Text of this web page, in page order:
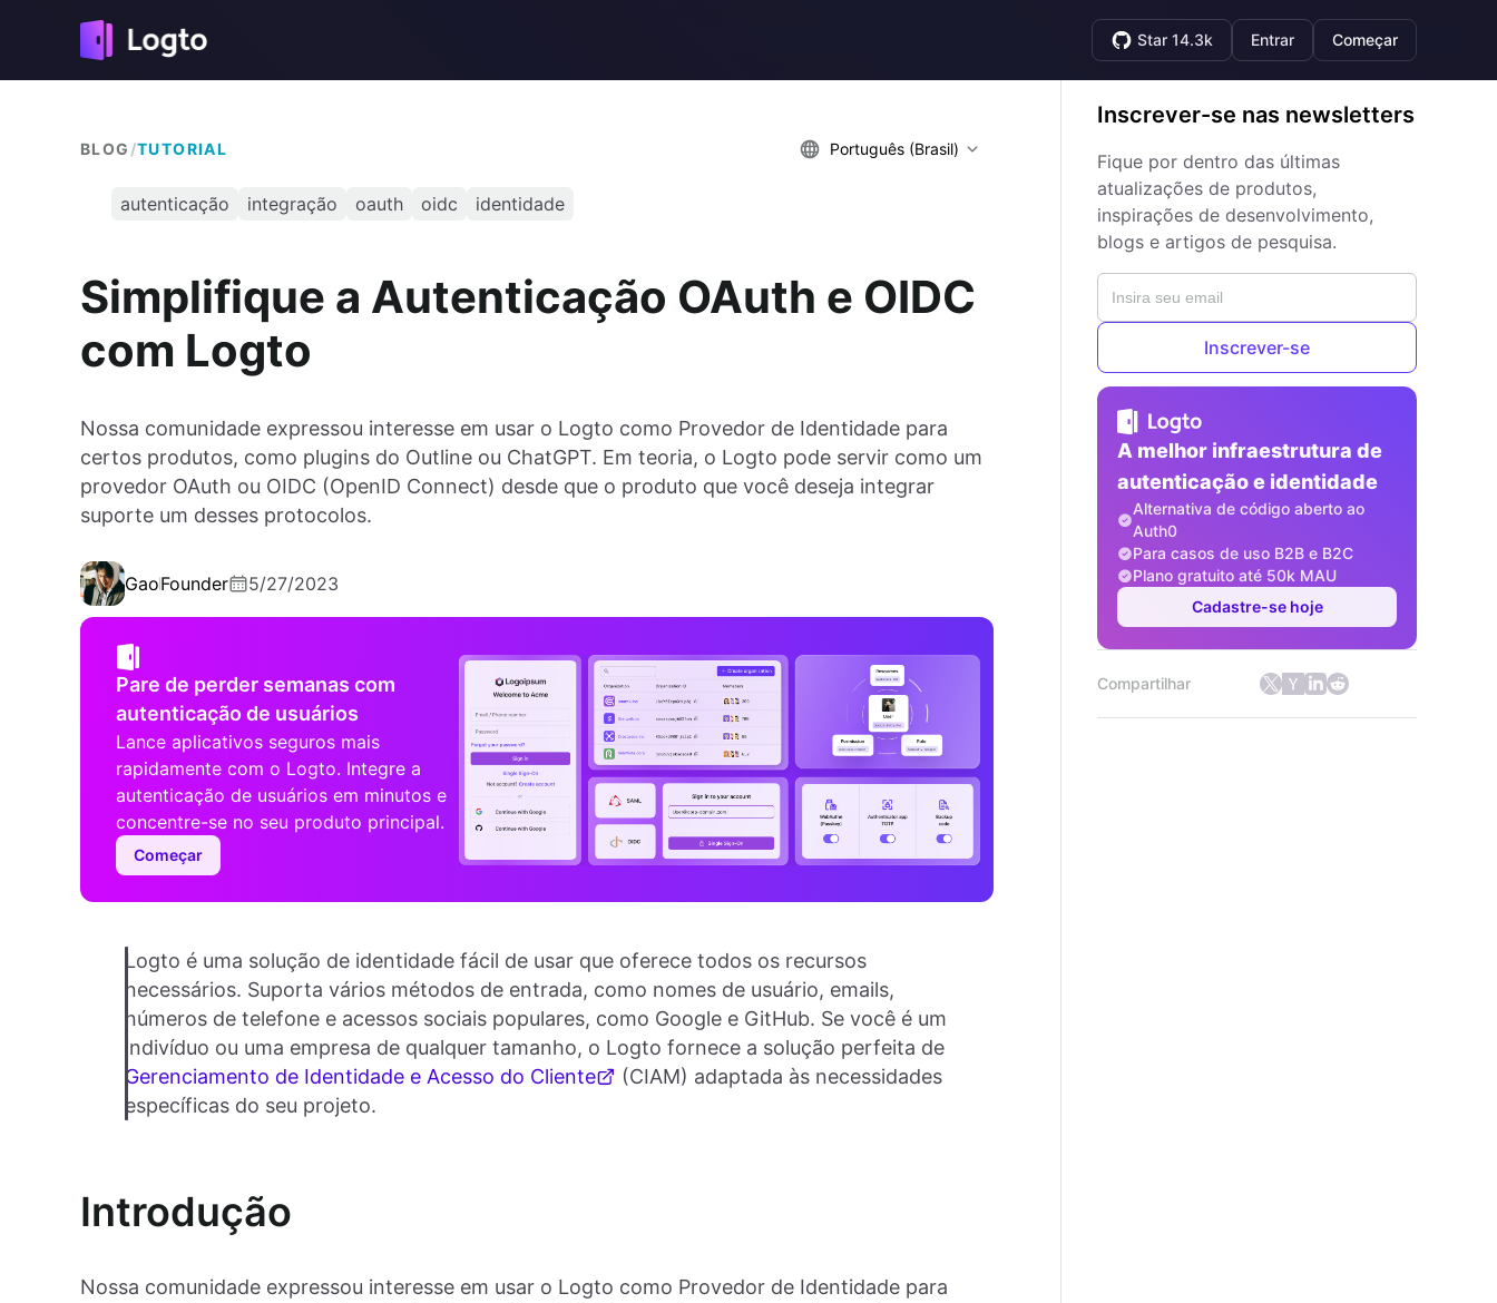
Star 14.3k Entrar Começar
BLOG /TUTORIAL Português (Brasil)
autenticação integração oauth oidc identidade
Simplifique a Autenticação OAuth e OIDC
com Logto
Nossa comunidade expressou interesse em usar o Logto como Provedor de Identidade para
certos produtos, como plugins do Outline ou ChatGPT. Em teoria, o Logto pode servir como um
provedor OAuth ou OIDC (OpenID Connect) desde que o produto que você deseja integrar
suporte um desses protocolos.
GaoFounder 5/27/2023
Pare de perder semanas com
autenticação de usuários
Lance aplicativos seguros mais
rapidamente com o Logto. Integre a
autenticação de usuários em minutos e
concentre-se no seu produto principal.
Começar
Logto é uma solução de identidade fácil de usar que oferece todos os recursos
necessários. Suporta vários métodos de entrada, como nomes de usuário, emails,
números de telefone e acessos sociais populares, como Google e GitHub. Se você é um
indivíduo ou uma empresa de qualquer tamanho, o Logto fornece a solução perfeita de
Gerenciamento de Identidade e Acesso do Cliente
(CIAM) adaptada às necessidades
específicas do seu projeto.
Introdução
Nossa comunidade expressou interesse em usar o Logto como Provedor de Identidade para
Inscrever-se nas newsletters
Fique por dentro das últimas
atualizações de produtos,
inspirações de desenvolvimento,
blogs e artigos de pesquisa.
Inscrever-se
A melhor infraestrutura de
autenticação e identidade
Alternativa de código aberto ao
Auth0
Para casos de uso B2B e B2C
Plano gratuito até 50k MAU
Cadastre-se hoje
Compartilhar